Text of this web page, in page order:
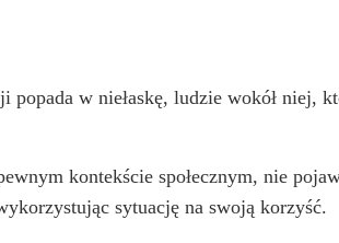
popada w niełaskę, ludzie wokół niej,
kontekście społecznym, nie
sytuację na swoją korzyść.